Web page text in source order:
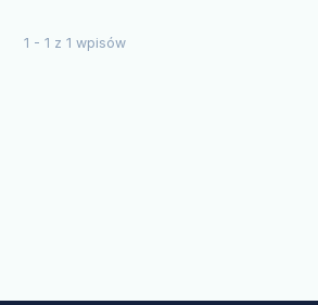
1 - 1 z 1 wpisów